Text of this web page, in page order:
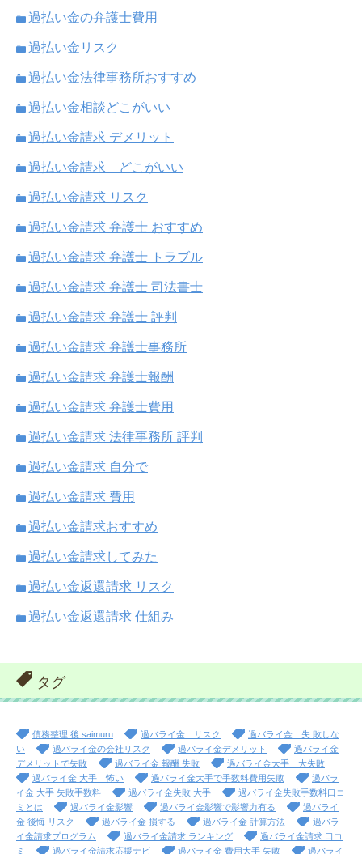
過払い金の弁護士費用
過払い金リスク
過払い金法律事務所おすすめ
過払い金相談どこがいい
過払い金請求 デメリット
過払い金請求 どこがいい
過払い金請求 リスク
過払い金請求 弁護士 おすすめ
過払い金請求 弁護士 トラブル
過払い金請求 弁護士 司法書士
過払い金請求 弁護士 評判
過払い金請求 弁護士事務所
過払い金請求 弁護士報酬
過払い金請求 弁護士費用
過払い金請求 法律事務所 評判
過払い金請求 自分で
過払い金請求 費用
過払い金請求おすすめ
過払い金請求してみた
過払い金返還請求 リスク
過払い金返還請求 仕組み
タグ
債務整理 後 saimuru 過バライ金 リスク
過バライ金 失 敗しな
い
過バライ金の会社リスク 過バライ金デメリット
過バライ金
デメリットで失敗
過バライ金 報酬 失敗
過バライ金大手 大失敗
過バライ金 大手 怖い
過バライ金大手で手数料費用失敗
過バラ
イ金 大手 失敗手数料
過バライ金失敗 大手
過バライ金失敗手数料口コ
ミとは
過バライ金影響 過バライ金影響で影響力有る
過バライ
金 後悔 リスク
過バライ金 損する 過バライ金 計算方法
過バラ
イ金請求プログラム
過バライ金請求 ランキング
過バライ金請求 口コ
ミ
過バライ金請求応援ナビ 過バライ金 費用大手 失敗 過バライ